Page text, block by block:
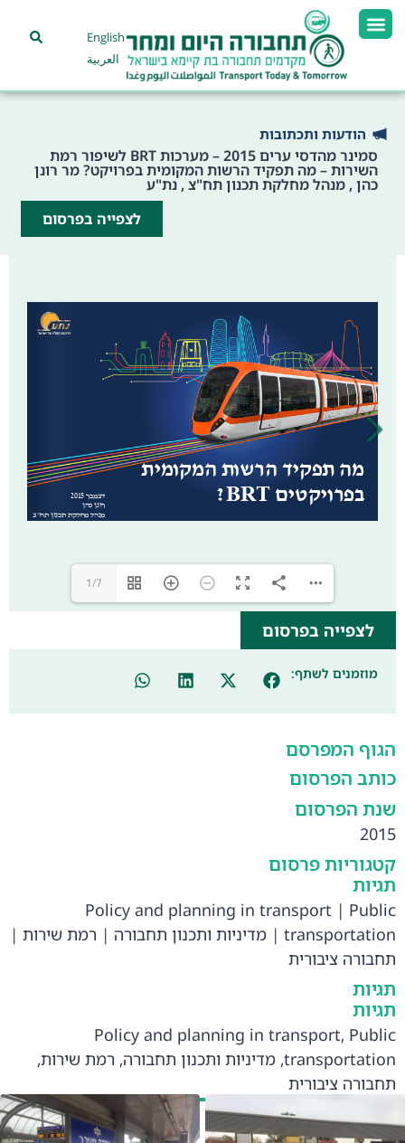
English
العربية
הודעות ותכתובות
סמינר מהדסי ערים 2015 – מערכות BRT לשיפור רמת
השירות – מה תפקיד הרשות המקומית בפרויקט? מר רונן
כהן , מנהל מחלקת תכנון תח"צ , נת"ע
לצפייה בפרסום
1/7
לצפייה בפרסום
מוזמנים לשתף:
הגוף המפרסם
כותב הפרסום
שנת הפרסום
2015
קטגוריות פרסום
תגיות
Policy and planning in transport | Public
transportation
| מדיניות ותכנון תחבורה | רמת שירות |
תחבורה ציבורית
תגיות
תגיות
Policy and planning in transport, Public
transportation
, מדיניות ותכנון תחבורה, רמת שירות,
תחבורה ציבורית